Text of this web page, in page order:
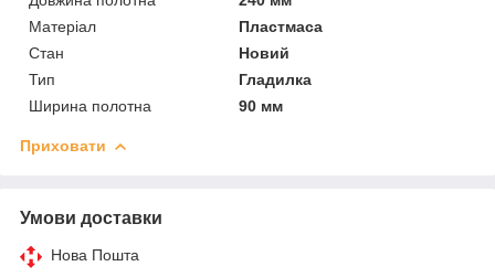
Матеріал
Пластмаса
Стан
Новий
Тип
Гладилка
Ширина полотна
90 мм
Приховати
Умови доставки
Нова Пошта